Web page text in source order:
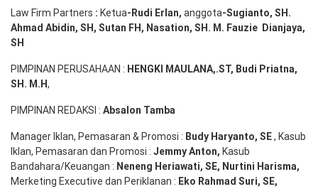
Law Firm Partners : Ketua-Rudi Erlan, anggota-Sugianto, SH.
Ahmad Abidin, SH, Sutan FH, Nasation, SH. M. Fauzie Dianjaya,
SH
PIMPINAN PERUSAHAAN : HENGKI MAULANA,.ST, Budi Priatna,
SH . M.H,
PIMPINAN REDAKSI : Absalon Tamba
Manager Iklan, Pemasaran & Promosi : Budy Haryanto, SE, Kasub
Iklan, Pemasaran dan Promosi : Jemmy Anton, Kasub
Bandahara/Keuangan : Neneng Heriawati, SE, Nurtini Harisma,
Merketing Executive dan Periklanan : Eko Rahmad Suri, SE,